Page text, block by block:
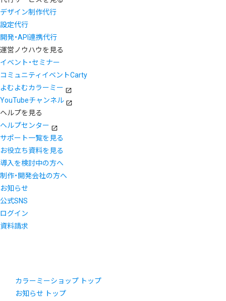
デザイン制作代行
設定代行
開発・API連携代行
運営ノウハウを見る
イベント・セミナー
コミュニティイベントCarty
よむよむカラーミー
YouTubeチャンネル
ヘルプを見る
ヘルプセンター
サポート一覧を見る
お役立ち資料を見る
導入を検討中の方へ
制作・開発会社の方へ
お知らせ
公式SNS
ログイン
資料請求
カラーミーショップ トップ
お知らせ トップ